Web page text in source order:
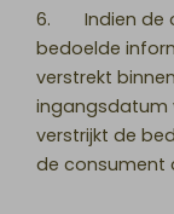
6. Indien de
bedoelde
verstrekt
ingangsdatum
verstrijkt de
de consument